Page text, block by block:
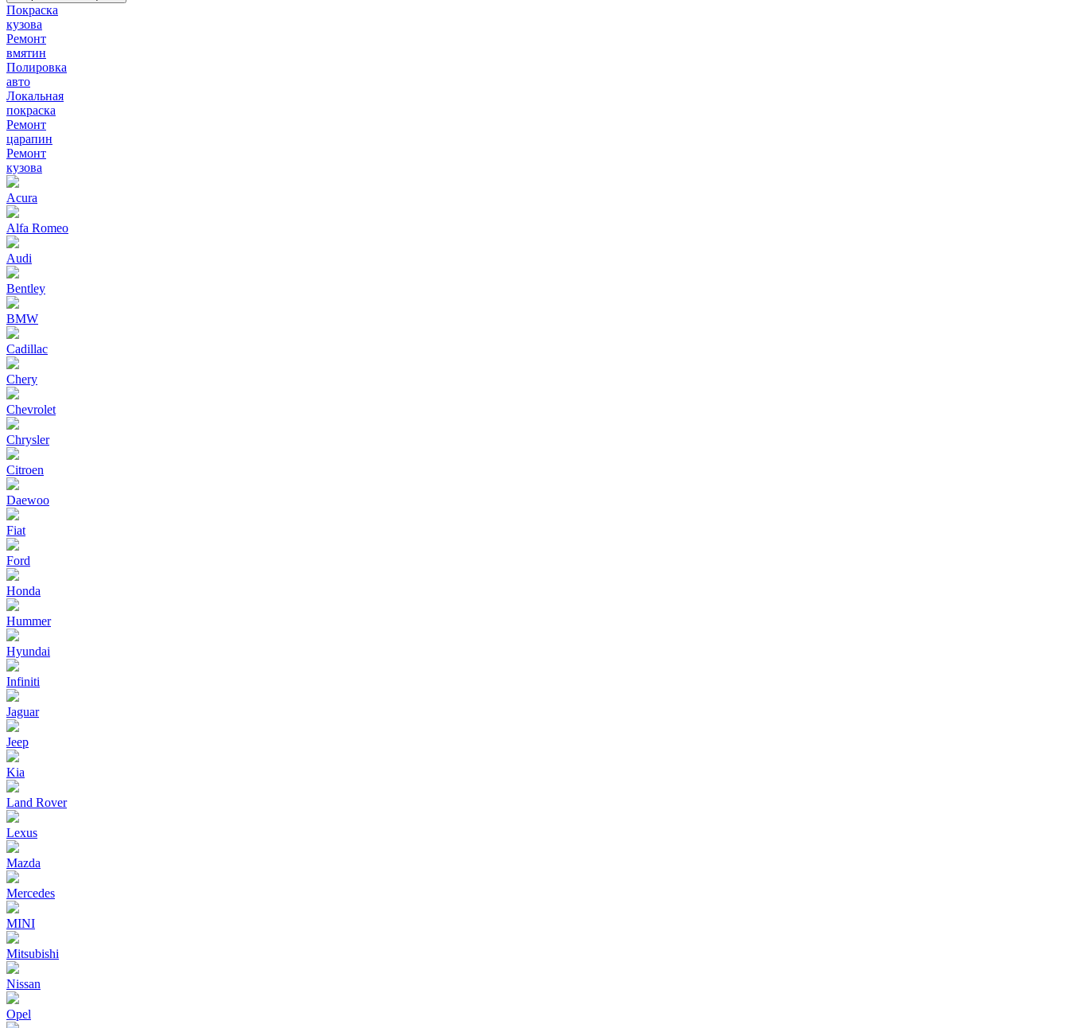
Покраска
кузова
Ремонт
вмятин
Полировка
авто
Локальная
покраска
Ремонт
царапин
Ремонт
кузова
Acura
Alfa Romeo
Audi
Bentley
BMW
Cadillac
Chery
Chevrolet
Chrysler
Citroen
Daewoo
Fiat
Ford
Honda
Hummer
Hyundai
Infiniti
Jaguar
Jeep
Kia
Land Rover
Lexus
Mazda
Mercedes
MINI
Mitsubishi
Nissan
Opel